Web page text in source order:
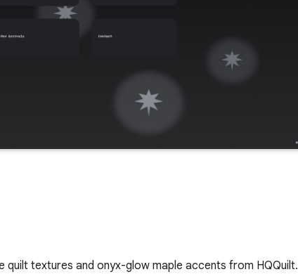
quilt textures and onyx-glow maple accents from HQQuilt.